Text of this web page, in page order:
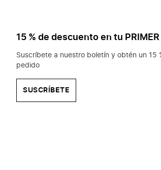
15 % de descuento en tu
Suscríbete a nuestro boletín y obtén un 15
pedido
SUSCRÍBETE